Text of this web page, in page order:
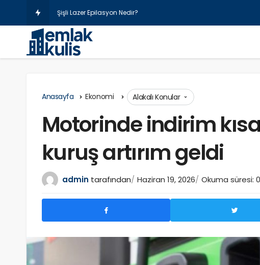
Şişli Lazer Epilasyon Nedir?
Anasayfa Ekonomi Alakalı Konular
Motorinde indirim
kuruş artırım geldi
admin tarafından Haziran 19, 2026 Okuma süresi: